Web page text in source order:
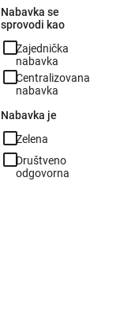
Nabavka se
sprovodi kao
check_box_outline_blankZajednička
nabavka
check_box_outline_blankCentralizovana
nabavka
Nabavka je
check_box_outline_blankZelena
check_box_outline_blankDruštveno
odgovorna